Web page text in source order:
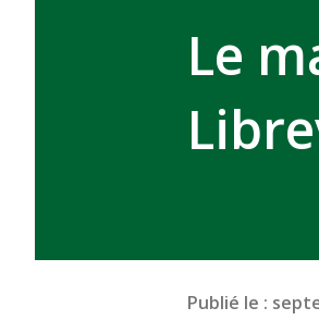
Le
Publié le :